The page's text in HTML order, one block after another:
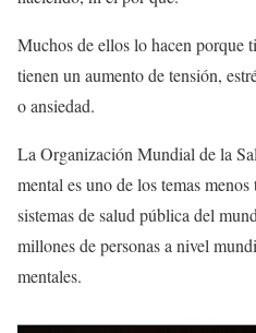
Muchos de ellos lo hacen porque
tienen un aumento de tensión,
o ansiedad.
La Organización Mundial de la
mental es uno de los temas
sistemas de salud pública del
millones de personas a nivel
mentales.